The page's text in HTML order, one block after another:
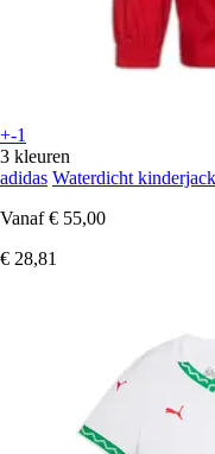
+-1
3 kleuren
adidas Waterdicht
Vanaf € 55,00
€ 28,81